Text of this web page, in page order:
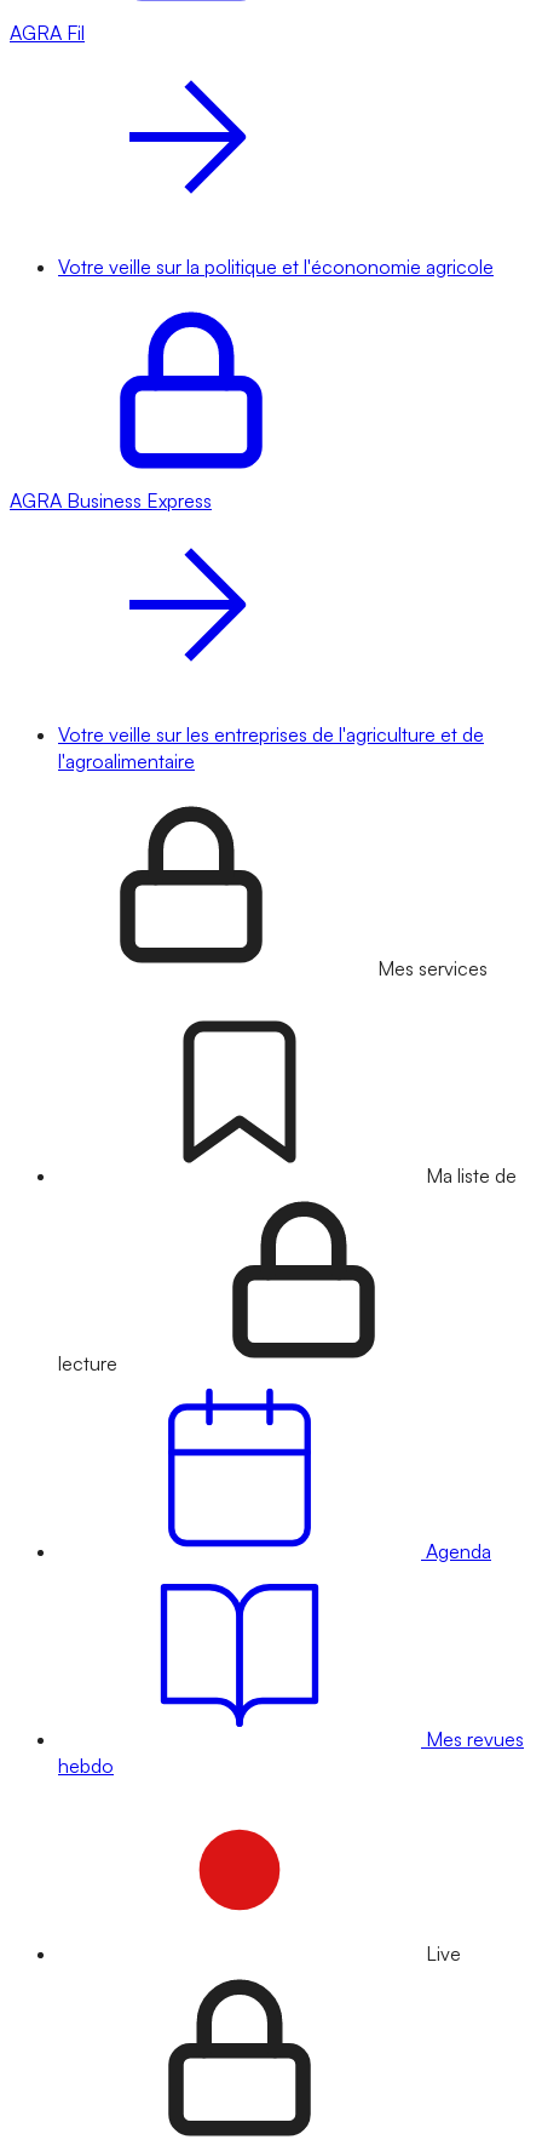
AGRA Fil
Votre veille sur la politique et l'écononomie agricole
AGRA Business Express
Votre veille sur les entreprises de l'agriculture et de
l'agroalimentaire
Mes services
Ma liste de
lecture
Agenda
Mes revues
hebdo
Live